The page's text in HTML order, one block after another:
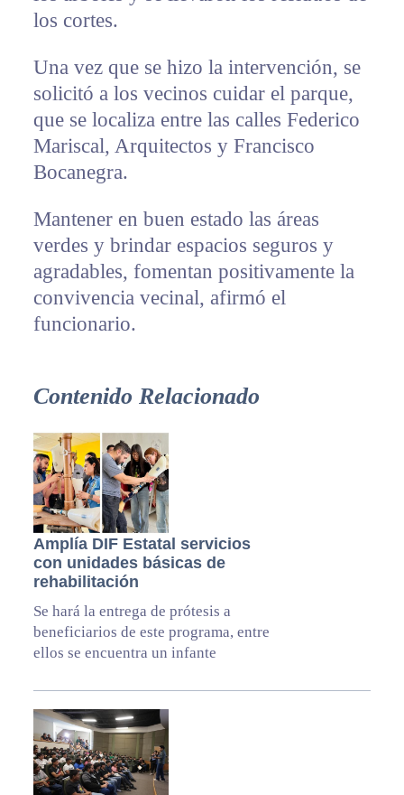
los cortes.
Una vez que se hizo la intervención, se
solicitó a los vecinos cuidar el parque,
que se localiza entre las calles Federico
Mariscal, Arquitectos y Francisco
Bocanegra.
Mantener en buen estado las áreas
verdes y brindar espacios seguros y
agradables, fomentan positivamente la
convivencia vecinal, afirmó el
funcionario.
Contenido Relacionado
Amplía DIF Estatal servicios
con unidades básicas de
rehabilitación
Se hará la entrega de prótesis a
beneficiarios de este programa, entre
ellos se encuentra un infante